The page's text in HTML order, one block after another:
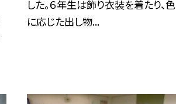
した。６年生は飾り衣装を着たり、色
に応じた出し物...